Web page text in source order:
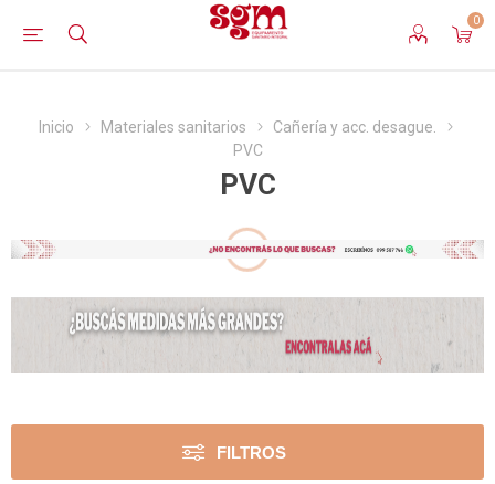
0
Inicio Materiales sanitarios
Cañería y acc. desague.
PVC
PVC
FILTROS